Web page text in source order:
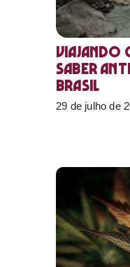
Viajando
saber
Brasil
29 de julho de